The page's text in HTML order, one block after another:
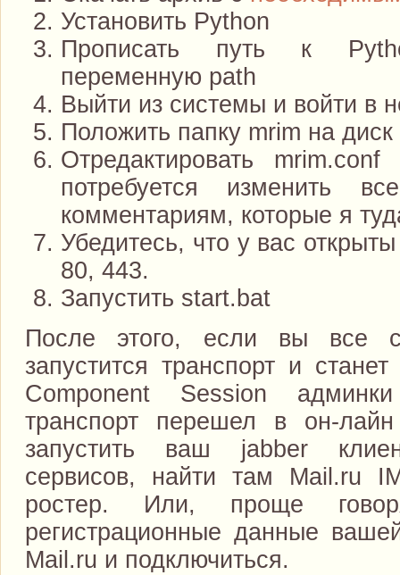
Установить Python
Прописать путь к
переменную path
Выйти из системы и войти в
Положить папку mrim на
Отредактировать
потребуется изменить
комментариям, которые я
Убедитесь, что у вас
80, 443.
Запустить start.bat
После этого, если вы все
запустится транспорт и
Component Session
транспорт перешел в он-
запустить ваш jabber
сервисов, найти там Mail.ru
ростер. Или, проще
регистрационные данные
Mail.ru и подключиться.